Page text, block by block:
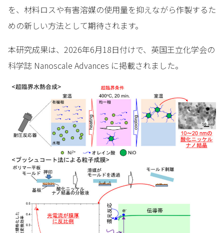
を、材料ロスや有害溶媒の使用量を抑えながら作製するた
めの新しい方法として期待されます。
本研究成果は、2026年6月18日付けで、英国王立化学会の
科学誌 Nanoscale Advances に掲載されました。